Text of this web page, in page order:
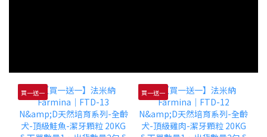
買一送一 買一送一